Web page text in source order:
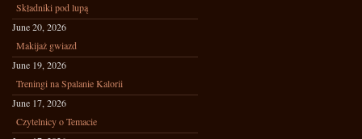
Składniki pod lupą
June 20, 2026
Makijaż gwiazd
June 19, 2026
Treningi na Spalanie Kalorii
June 17, 2026
Czytelnicy o Temacie